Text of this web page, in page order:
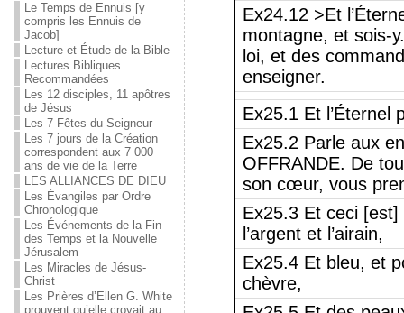
Le Temps de Ennuis [y
compris les Ennuis de
Jacob]
Lecture et Étude de la Bible
Lectures Bibliques
Recommandées
Les 12 disciples, 11 apôtres
de Jésus
Les 7 Fêtes du Seigneur
Les 7 jours de la Création
correspondent aux 7 000
ans de vie de la Terre
LES ALLIANCES DE DIEU
Les Évangiles par Ordre
Chronologique
Les Événements de la Fin
des Temps et la Nouvelle
Jérusalem
Les Miracles de Jésus-
Christ
Les Prières d’Ellen G. White
prouvent qu’elle croyait au
Ex24.12 >Et
montagne, et sois-
loi, et des
enseigner.
Ex25.1 Et l’Éternel
Ex25.2 Parle aux
OFFRANDE. De
son cœur, vous
Ex25.3 Et ceci [est]
l’argent et l’airain,
Ex25.4 Et bleu, et
chèvre,